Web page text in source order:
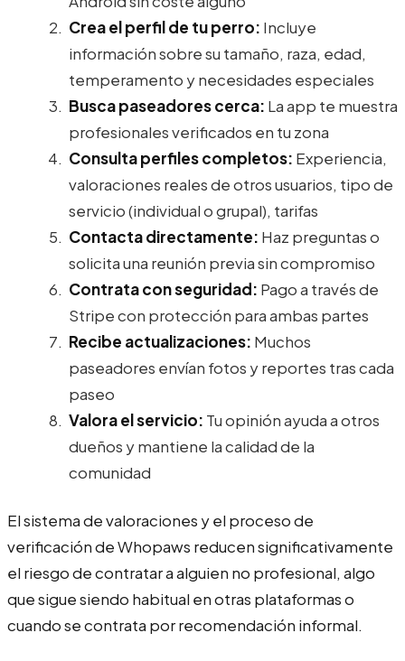
Crea el perfil de tu perro: Incluye
información sobre su tamaño, raza, edad,
temperamento y necesidades especiales
Busca paseadores cerca: La app te muestra
profesionales verificados en tu zona
Consulta perfiles completos: Experiencia,
valoraciones reales de otros usuarios, tipo de
servicio (individual o grupal), tarifas
Contacta directamente: Haz preguntas o
solicita una reunión previa sin compromiso
Contrata con seguridad: Pago a través de
Stripe con protección para ambas partes
Recibe actualizaciones: Muchos
paseadores envían fotos y reportes tras cada
paseo
Valora el servicio: Tu opinión ayuda a otros
dueños y mantiene la calidad de la
comunidad
El sistema de valoraciones y el proceso de
verificación de Whopaws reducen significativamente
el riesgo de contratar a alguien no profesional, algo
que sigue siendo habitual en otras plataformas o
cuando se contrata por recomendación informal.